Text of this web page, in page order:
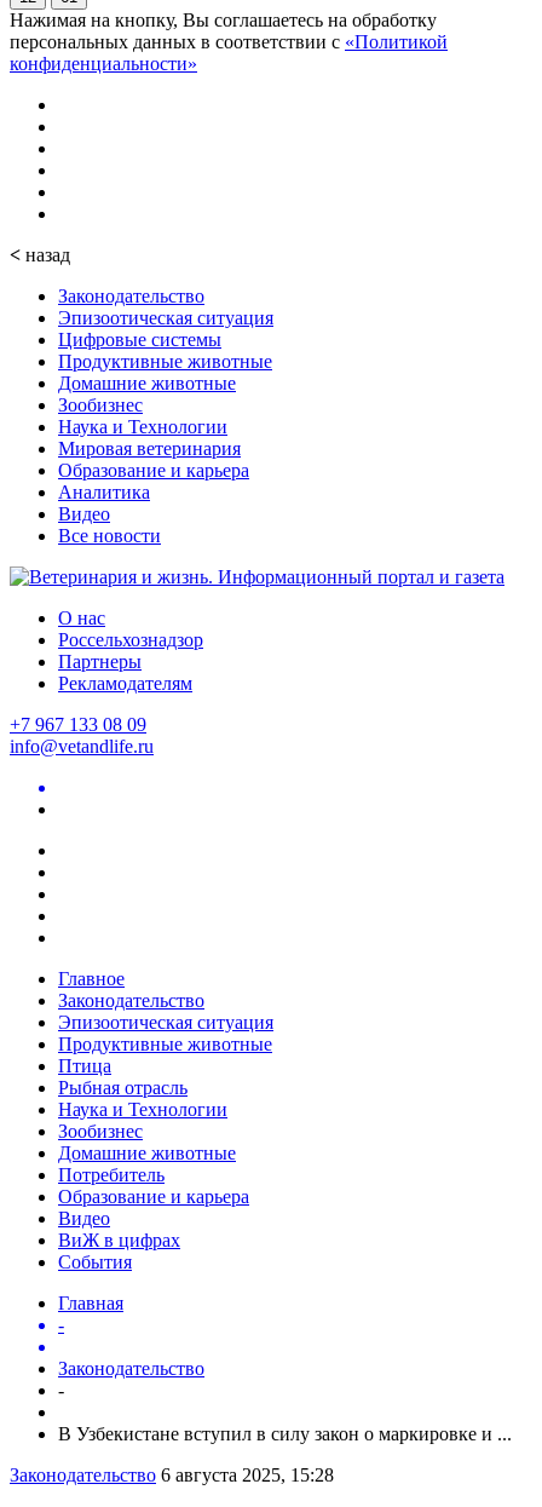
Нажимая на кнопку, Вы соглашаетесь на обработку
персональных данных в соответствии с «Политикой
конфиденциальности»
< назад
Законодательство
Эпизоотическая ситуация
Цифровые системы
Продуктивные животные
Домашние животные
Зообизнес
Наука и Технологии
Мировая ветеринария
Образование и карьера
Аналитика
Видео
Все новости
О нас
Россельхознадзор
Партнеры
Рекламодателям
+7 967 133 08 09
info@vetandlife.ru
Главное
Законодательство
Эпизоотическая ситуация
Продуктивные животные
Птица
Рыбная отрасль
Наука и Технологии
Зообизнес
Домашние животные
Потребитель
Образование и карьера
Видео
ВиЖ в цифрах
События
Главная
-
Законодательство
-
В Узбекистане вступил в силу закон о маркировке и ...
Законодательство 6 августа 2025, 15:28